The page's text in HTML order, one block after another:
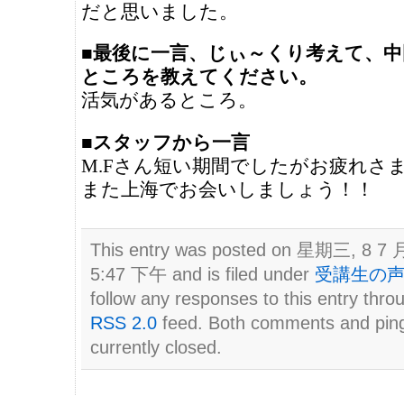
だと思いました。
■最後に一言、じぃ～くり考えて、
ところを教えてください。
活気があるところ。
■スタッフから一言
M.Fさん短い期間でしたがお疲れさ
また上海でお会いしましょう！！
This entry was posted on 星期三, 8 7
5:47 下午 and is filed under 受講生の声
follow any responses to this entry
RSS 2.0feed. Both comments and
currently closed.